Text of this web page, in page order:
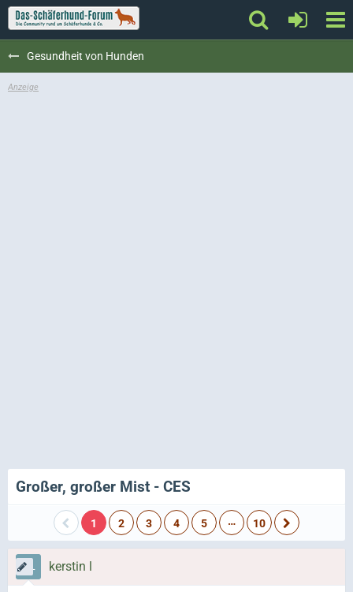
Gesundheit von Hunden
Großer, großer Mist - CES
1 2 3 4 5 … 10
kerstin l